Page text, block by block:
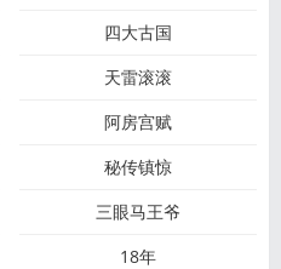
四大古国
天雷滚滚
阿房宫赋
秘传镇惊
三眼马王爷
18年